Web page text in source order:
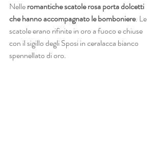
Nelle romantiche scatole rosa porta dolcetti
che hanno accompagnato le bomboniere. Le
scatole erano rifinite in oro a fuoco e chiuse
con il sigillo degli Sposi in ceralacca bianco
spennellato di oro.